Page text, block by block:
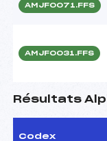
AMJF0071.FFS
AMJF0031.FFS
Résultats
Codex